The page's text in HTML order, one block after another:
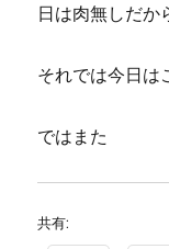
日は肉無しだか
それでは今日は
ではまた
共有: